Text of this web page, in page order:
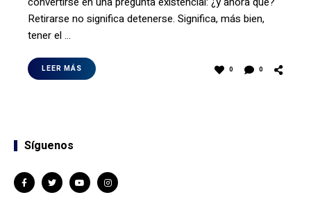
Retirarse no significa detenerse. Significa, más bien,
tener el …
LEER MÁS 0 0
Síguenos